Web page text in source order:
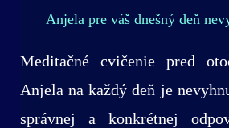
Anjela pre váš dnešný deň
Meditačné cvičenie pred
Anjela na každý deň je
správnej a konkrétnej